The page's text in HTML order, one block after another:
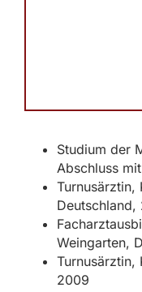
Studium der
Abschluss
Turnusärztin,
Weingarten,
2009